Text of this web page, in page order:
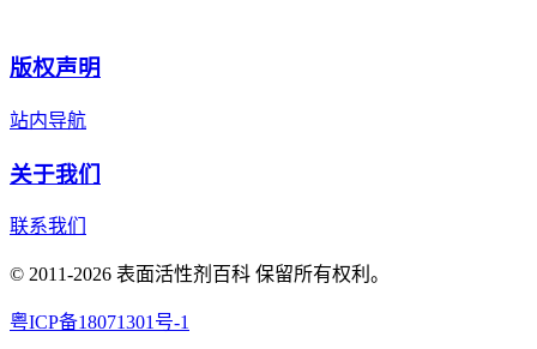
版权声明
站内导航
关于我们
联系我们
© 2011-2026 表面活性剂百科 保留所有权利。
粤ICP备18071301号-1